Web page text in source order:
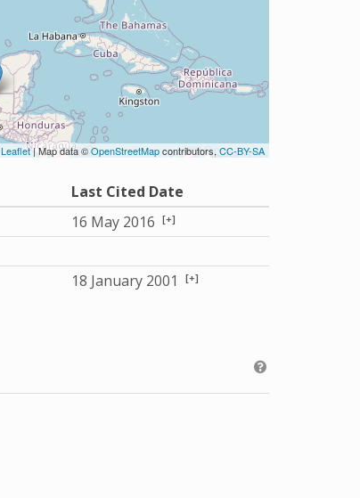
Leaflet| Map data ©OpenStreetMapcontributors, CC-BY-SA
Last Cited Date
16 May 2016 [+]
18 January 2001 [+]